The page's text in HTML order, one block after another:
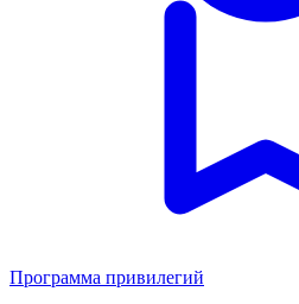
Программа привилегий